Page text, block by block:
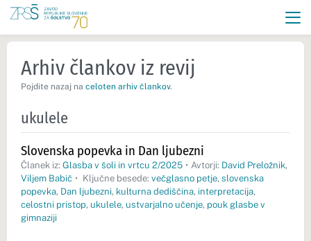
Arhiv člankov iz revij
Pojdite nazaj na celoten arhiv člankov.
ukulele
Slovenska popevka in Dan ljubezni
Članek iz: Glasba v šoli in vrtcu 2/2025 • Avtorji: David Preložnik,
Viljem Babič • Ključne besede: večglasno petje, slovenska
popevka, Dan ljubezni, kulturna dediščina, interpretacija,
celostni pristop, ukulele, ustvarjalno učenje, pouk glasbe v
gimnaziji